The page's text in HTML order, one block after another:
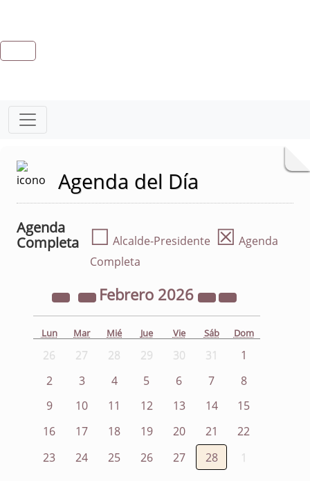
Agenda del Día
Agenda
Completa
☐ Alcalde-Presidente ☒ Agenda
Completa
Febrero 2026
Lun Mar Mié Jue Vie Sáb Dom
26 27 28 29 30 31
1
2
3 4 5 6 7
8
9
10 11 12 13 14
15
16
17 18 19 20 21
22
23
24 25 26 27 28 1